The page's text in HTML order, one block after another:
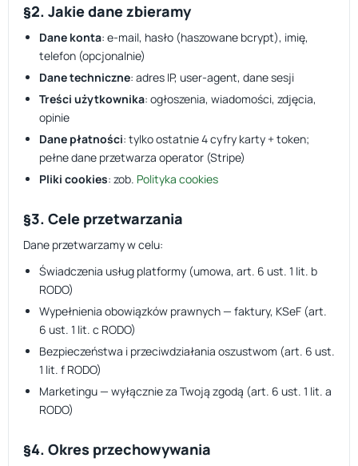
§2. Jakie dane zbieramy
Dane konta: e-mail, hasło (haszowane bcrypt), imię,
telefon (opcjonalnie)
Dane techniczne: adres IP, user-agent, dane sesji
Treści użytkownika: ogłoszenia, wiadomości, zdjęcia,
opinie
Dane płatności: tylko ostatnie 4 cyfry karty + token;
pełne dane przetwarza operator (Stripe)
Pliki cookies: zob. Polityka cookies
§3. Cele przetwarzania
Dane przetwarzamy w celu:
Świadczenia usług platformy (umowa, art. 6 ust. 1 lit. b
RODO)
Wypełnienia obowiązków prawnych — faktury, KSeF (art.
6 ust. 1 lit. c RODO)
Bezpieczeństwa i przeciwdziałania oszustwom (art. 6 ust.
1 lit. f RODO)
Marketingu — wyłącznie za Twoją zgodą (art. 6 ust. 1 lit. a
RODO)
§4. Okres przechowywania